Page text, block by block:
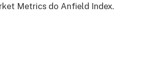
Metrics do Anfield Index.